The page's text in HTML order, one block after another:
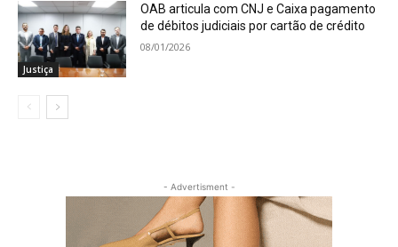
Justiça
OAB articula com CNJ e Caixa pagamento
de débitos judiciais por cartão de crédito
08/01/2026
- Advertisment -